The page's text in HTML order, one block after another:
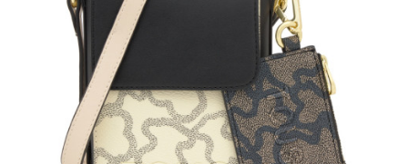
Registrar
Glispe